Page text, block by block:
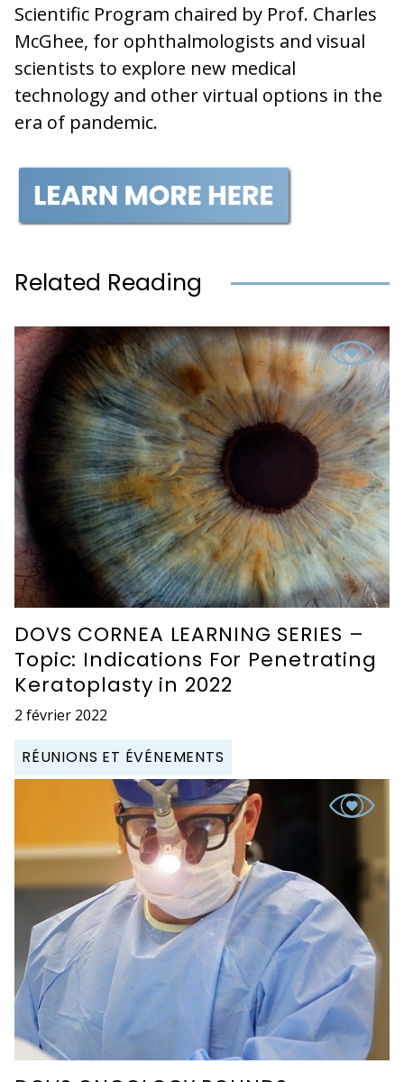
Scientific Program chaired by Prof. Charles
McGhee, for ophthalmologists and visual
scientists to explore new medical
technology and other virtual options in the
era of pandemic.
Related Reading
DOVS CORNEA LEARNING SERIES –
Topic: Indications For Penetrating
Keratoplasty in 2022
2 février 2022
RÉUNIONS ET ÉVÉNEMENTS